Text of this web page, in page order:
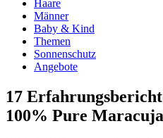
Haare
Männer
Baby & Kind
Themen
Sonnenschutz
Angebote
17
100% Pure